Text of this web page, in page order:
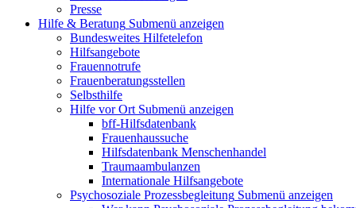
Presse
Hilfe & Beratung Submenü anzeigen
Bundesweites Hilfetelefon
Hilfsangebote
Frauennotrufe
Frauenberatungsstellen
Selbsthilfe
Hilfe vor Ort Submenü anzeigen
bff-Hilfsdatenbank
Frauenhaussuche
Hilfsdatenbank Menschenhandel
Traumaambulanzen
Internationale Hilfsangebote
Psychosoziale Prozessbegleitung Submenü anzeigen